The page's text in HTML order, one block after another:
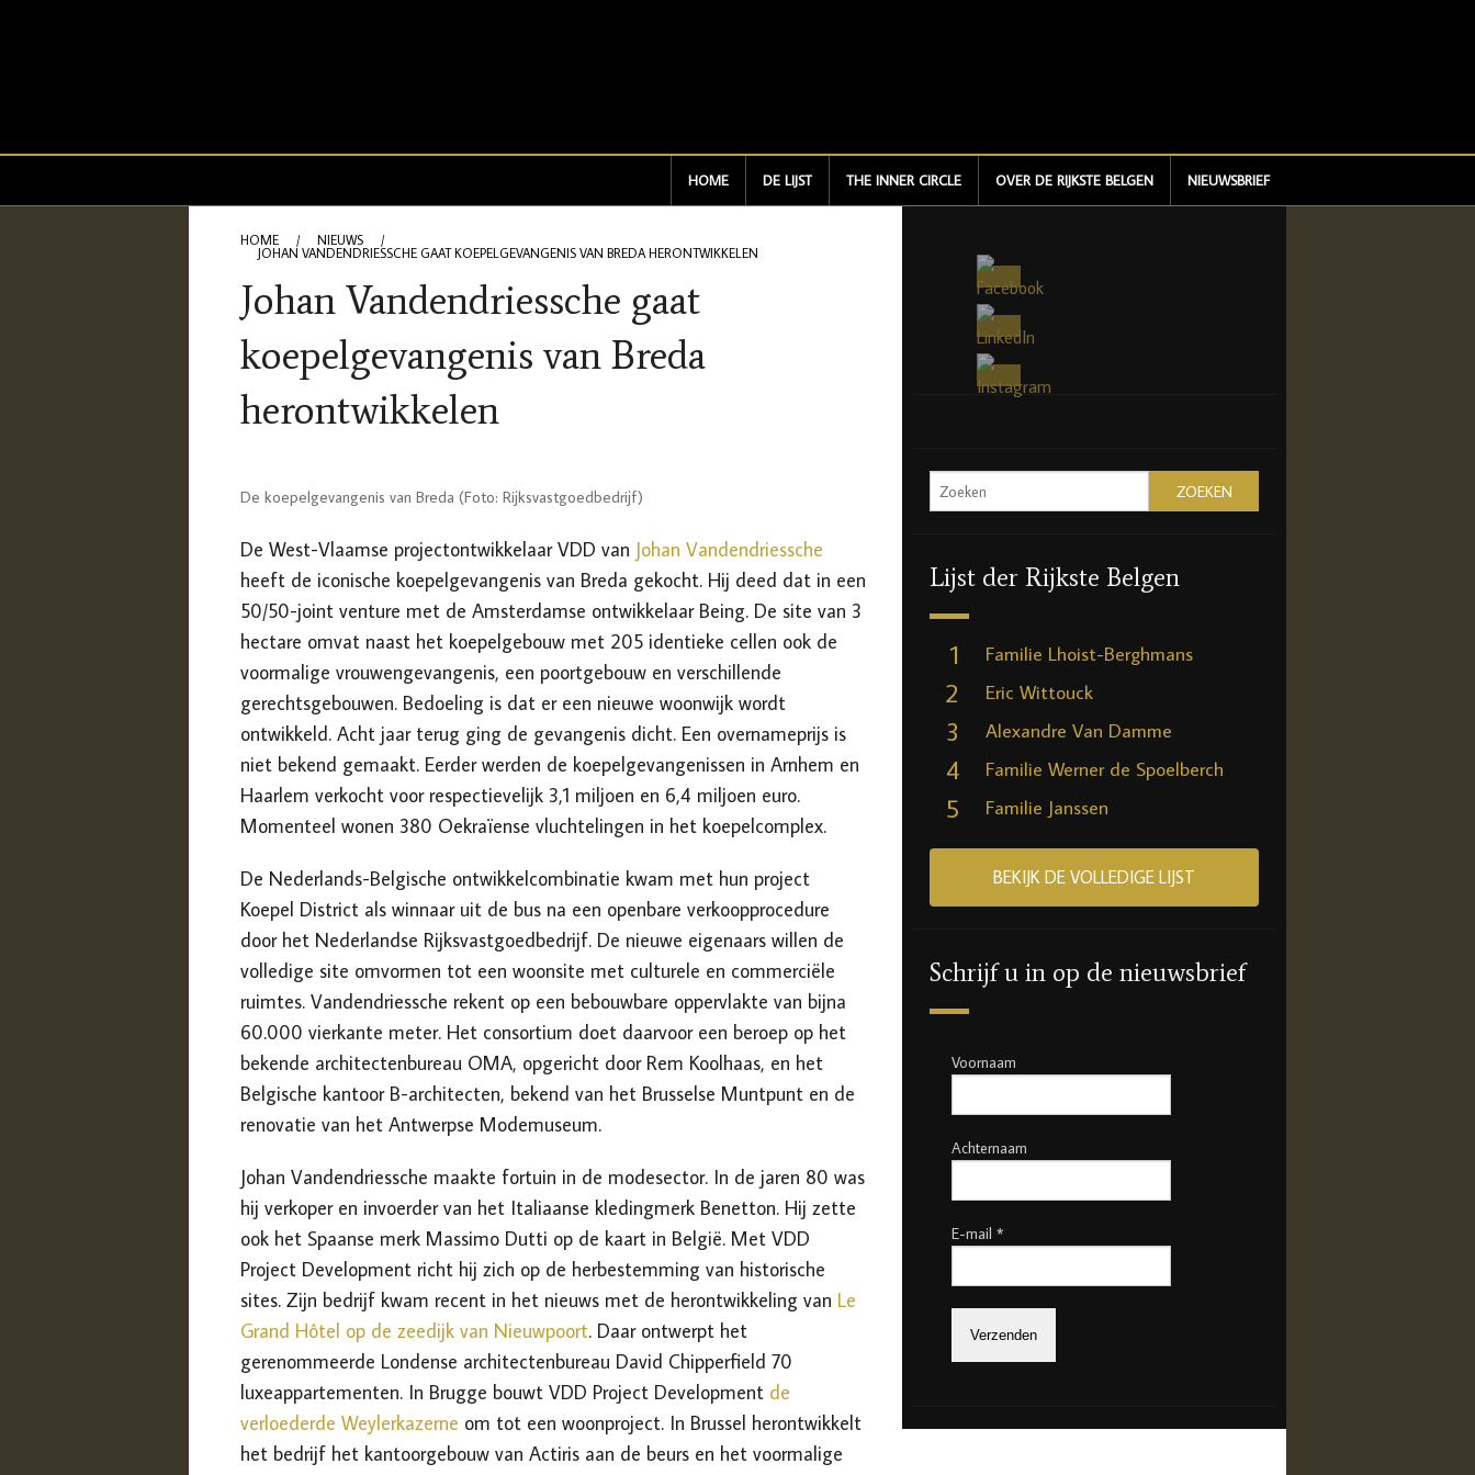
HOME DE LIJST THE INNER CIRCLE OVER DE RIJKSTE BELGEN NIEUWSBRIEF
HOME / NIEUWS
/
JOHAN VANDENDRIESSCHE GAAT KOEPELGEVANGENIS VAN BREDA HERONTWIKKELEN
Johan Vandendriessche gaat
koepelgevangenis van Breda
herontwikkelen
De koepelgevangenis van Breda (Foto: Rijksvastgoedbedrijf)
De West-Vlaamse projectontwikkelaar VDD van Johan Vandendriessche
heeft de iconische koepelgevangenis van Breda gekocht. Hij deed dat in een
50/50-joint venture met de Amsterdamse ontwikkelaar Being. De site van 3
hectare omvat naast het koepelgebouw met 205 identieke cellen ook de
voormalige vrouwengevangenis, een poortgebouw en verschillende
gerechtsgebouwen. Bedoeling is dat er een nieuwe woonwijk wordt
ontwikkeld. Acht jaar terug ging de gevangenis dicht. Een overnameprijs is
niet bekend gemaakt. Eerder werden de koepelgevangenissen in Arnhem en
Haarlem verkocht voor respectievelijk 3,1 miljoen en 6,4 miljoen euro.
Momenteel wonen 380 Oekraïense vluchtelingen in het koepelcomplex.
De Nederlands-Belgische ontwikkelcombinatie kwam met hun project
Koepel District als winnaar uit de bus na een openbare verkoopprocedure
door het Nederlandse Rijksvastgoedbedrijf. De nieuwe eigenaars willen de
volledige site omvormen tot een woonsite met culturele en commerciële
ruimtes. Vandendriessche rekent op een bebouwbare oppervlakte van bijna
60.000 vierkante meter. Het consortium doet daarvoor een beroep op het
bekende architectenbureau OMA, opgericht door Rem Koolhaas, en het
Belgische kantoor B-architecten, bekend van het Brusselse Muntpunt en de
renovatie van het Antwerpse Modemuseum.
Johan Vandendriessche maakte fortuin in de modesector. In de jaren 80 was
hij verkoper en invoerder van het Italiaanse kledingmerk Benetton. Hij zette
ook het Spaanse merk Massimo Dutti op de kaart in België. Met VDD
Project Development richt hij zich op de herbestemming van historische
sites. Zijn bedrijf kwam recent in het nieuws met de herontwikkeling van Le
Grand Hôtel op de zeedijk van Nieuwpoort. Daar ontwerpt het
gerenommeerde Londense architectenbureau David Chipperfield 70
luxeappartementen. In Brugge bouwt VDD Project Development de
verloederde Weylerkazerne om tot een woonproject. In Brussel herontwikkelt
het bedrijf het kantoorgebouw van Actiris aan de beurs en het voormalige
Lijst der Rijkste Belgen
1 Familie Lhoist-Berghmans
2 Eric Wittouck
3 Alexandre Van Damme
4 Familie Werner de Spoelberch
5 Familie Janssen
BEKIJK DE VOLLEDIGE LIJST
Schrijf u in op de nieuwsbrief
Voornaam
Achternaam
E-mail *